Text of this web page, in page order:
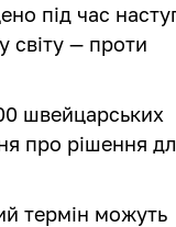
під час
світу — проти
швейцарських
про рішення
термін можуть